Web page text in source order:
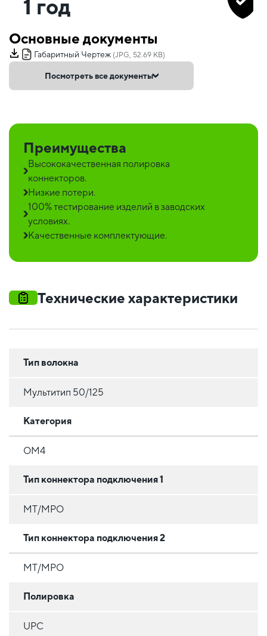
1 год
Основные документы
Габаритный Чертеж (JPG, 52.69 KB)
Посмотреть все документы
Преимущества
Высококачественная полировка
коннекторов.
Низкие потери.
100% тестирование изделий в заводских
условиях.
Качественные комплектующие.
Технические характеристики
Тип волокна
Мультитип 50/125
Категория
OM4
Тип коннектора подключения 1
MT/MPO
Тип коннектора подключения 2
MT/MPO
Полировка
UPC